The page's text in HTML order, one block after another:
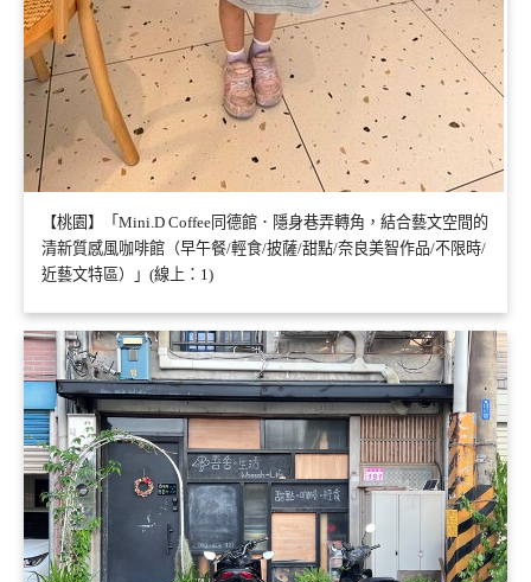
【桃園】「Mini.D Coffee同德館．隱身巷弄轉角，結合藝文空間的
清新質感風咖啡館（早午餐/輕食/披薩/甜點/奈良美智作品/不限時/
近藝文特區）」(線上：1)